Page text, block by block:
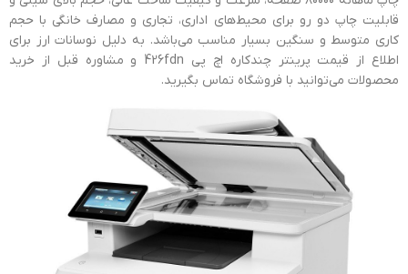
قابلیت چاپ دو رو برای محیط‌های اداری، تجاری و مصارف خانگی با حجم
کاری متوسط و سنگین بسیار مناسب می‌باشد. به دلیل نوسانات ارز برای
اطلاع از قیمت پرینتر چندکاره اچ پی 426fdn و مشاوره قبل از خرید
محصولات می‌توانید با فروشگاه تماس بگیرید.